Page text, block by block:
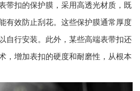
带扣的保护膜，采用高透光材质，既
有效防止刮花。这些保护膜通常厚度
自行安装。此外，某些高端表带扣还
，增加表扣的硬度和耐磨性，从根本